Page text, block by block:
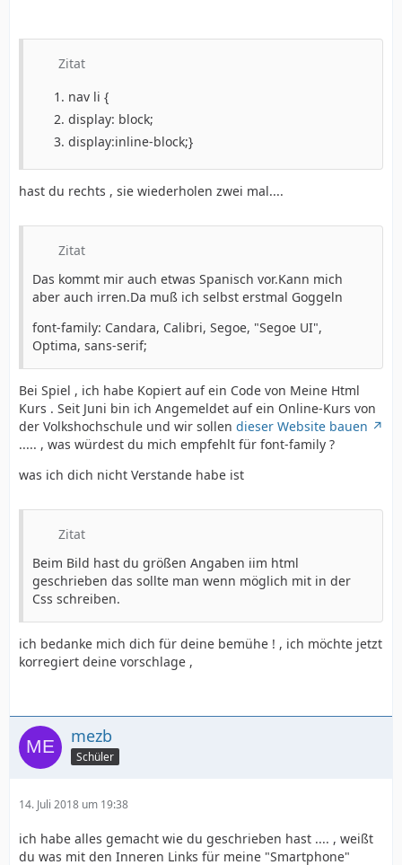
Zitat
nav li {
display: block;
display:inline-block;}
hast du rechts , sie wiederholen zwei mal....
Zitat
Das kommt mir auch etwas Spanisch vor.Kann mich
aber auch irren.Da muß ich selbst erstmal Goggeln
font-family: Candara, Calibri, Segoe, "Segoe UI",
Optima, sans-serif;
Bei Spiel , ich habe Kopiert auf ein Code von Meine Html
Kurs . Seit Juni bin ich Angemeldet auf ein Online-Kurs von
der Volkshochschule und wir sollen dieser Website bauen
..... , was würdest du mich empfehlt für font-family ?
was ich dich nicht Verstande habe ist
Zitat
Beim Bild hast du größen Angaben iim html
geschrieben das sollte man wenn möglich mit in der
Css schreiben.
ich bedanke mich dich für deine bemühe ! , ich möchte jetzt
korregiert deine vorschlage ,
mezb
Schüler
14. Juli 2018 um 19:38
ich habe alles gemacht wie du geschrieben hast .... , weißt
du was mit den Inneren Links für meine "Smartphone"